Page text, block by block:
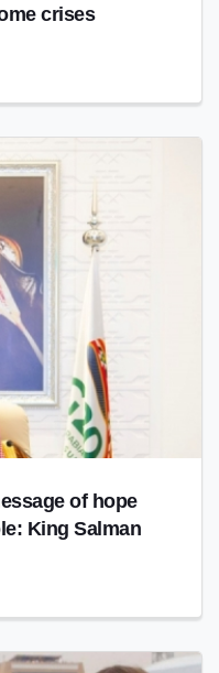
crises
of hope
King Salman